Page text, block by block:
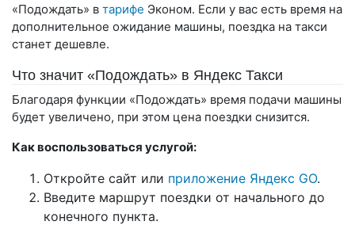
«Подождать» в тарифе Эконом. Если у вас есть время на
дополнительное ожидание машины, поездка на такси
станет дешевле.
Что значит «Подождать» в Яндекс Такси
Благодаря функции «Подождать» время подачи машины
будет увеличено, при этом цена поездки снизится.
Как воспользоваться услугой:
Откройте сайт или приложение Яндекс GO.
Введите маршрут поездки от начального до
конечного пункта.